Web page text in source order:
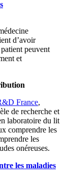
d’avoir
peuvent
et
France,
de recherche et
laboratoire du lit
comprendre les
les
onéreuses.
les maladies